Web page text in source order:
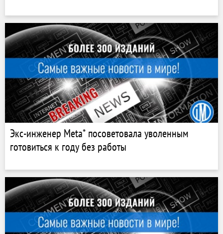
Экс-инженер Meta* посоветовала уволенным
готовиться к году без работы